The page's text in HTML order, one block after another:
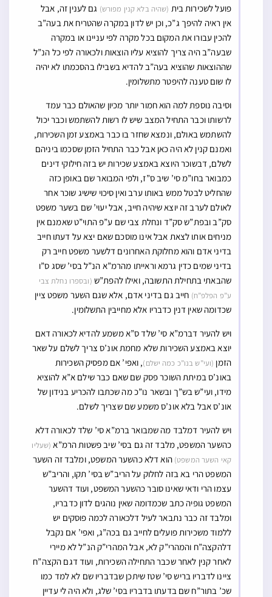
פועל לשכירות בית (שהיה בלא קנין מפורש) גם לענין זה, אבל
אין ראיה להיפך ג”כ, וכן יש לדון במקרה שהטריח את בעה”ב
להכין עבורו את המקום בכל מקרה לפי עניינו או במקרה
שבעה”ב היה צריך להוציא עליו הוצאות ולכאורה לפי כל הנ”ל
שההוצאות שהוציא בעה”ב להדיא בשבילו בהסכמתו לא יהיה
לו שום טענה להיפטר מתשלומין.
וסיבה נוספת למה הוא חמור יותר מכיון שהאולם כבר עמד
לרשותו וכבר התחיל המצב שיש לו רשות להשתמש וכבר יכול
להשתמש באולם, ונמצא שחזר בו כבר באמצע זמן השכירות,
ואמנם קנין לא היה כאן אבל כבר התחיל הזמן שסכמו ביניהם
לשלם, דבשוכר היוצא באמצע שכירות יש בזה חילוקי דינים
כמבואר בחו”מ סי’ שיב ס”ז, ולפי המבואר שם באופן כזה
שהחליט לבטל ממש באותו ערב ואין סיכוי שישיג שוכר אחר
לאולם לערב זה יוצא שיהיה חייב, אבל יעוי’ שם בשער משפט
סק”ב ובפת”ש סק”ד ונחלת צבי שם ע”פ התוי”ט שאמנם אין
מניחים אותו לצאת אבל אינו מוסכם שאם יצא על דעתו חייב
בדיני אדם והוא מחלוקת האחרונים דלשער משפט חייב רק
בדיני שמים כדין גרמא וראייתו מהרמ”א הנ”ל בסי’ שסג ס”ו
שהבאתי בתחילת התשובה, ואילו להפת”ש (ובספרו נחלת צבי
ע”פ הפלפ”ח) חייב גם בדיני אדם, אלא שגם השער משפט ציין
שכדומה שאין דנין כדבריו אלא מחייבין התשלומין.
ויש להעיר דברמ”א סי’ שלד ס”א משמע להדיא לכאורה דאם
יוצא באמצע השכירות שלא מחמת אונ’ס צריך לשלם על שאר
הזמן (ועי”ש בנו”כ כמה ישלם), ואפי’ אם מפסיק השכירות
באונ’ס במיתת השוכר פסק שם שאם כבר שילם א”א להוציא
מידו, ועי”ש בש”ך ובשאר נו”כ מה שכתבו להכריע בנידון של
אונ’ס אבל בלא אונ’ס משמע שם שצריך לשלם.
ויש להעיר דמלבד מה שמבואר ברמ”א סי’ שלד לכאורה דלא
כהשער המשפט, מלבד זה גם בסי’ שיב פשטות הרמ”א (שעליו
קאי השער המשפט) הוא דלא כהשער המשפט, ומלבד זה השער
המשפט הרי בא בזה לחלוק על הריב”ש בסי’ תקו, והריב”ש
עצמו הרי ודאי שאינו סובר כהשער המשפט, ועוד דהשער
המשפט גופיה כתב שכמדומה שאין נוהגים לדון כדבריו,
ומלבד זה כבר נתבאר לעיל דלכאורה לכמה פוסקים יש
ללמוד משכירות פועלים לחייב גם בכה”ג, ואפי’ אם נקבל
דלהקצה”ח והמהרי”ק לא, אבל המהרי”ק הנ”ל לא מיירי
לאחר קנין לאחר שכבר התחילה השכירות, ועוד דגם הקצה”ח
ציינו לדבריו בריש סי’ שטז שיתכן שבדבריו שם לא למד כמו
שכ’ בתור”ח שם בדעתו בדבריו בסי’ שלג, ולא היה לי עדיין